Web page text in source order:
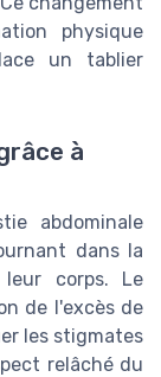
physique
un tablier
à
abdominale
dans la
corps. Le
de l'excès de
les stigmates
relâché du